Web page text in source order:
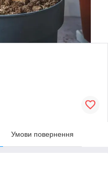
Умови повернення